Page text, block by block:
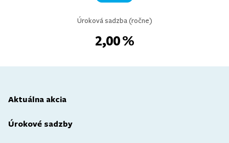
Úroková sadzba (ročne)
2,00 %
Aktuálna akcia
Úrokové sadzby